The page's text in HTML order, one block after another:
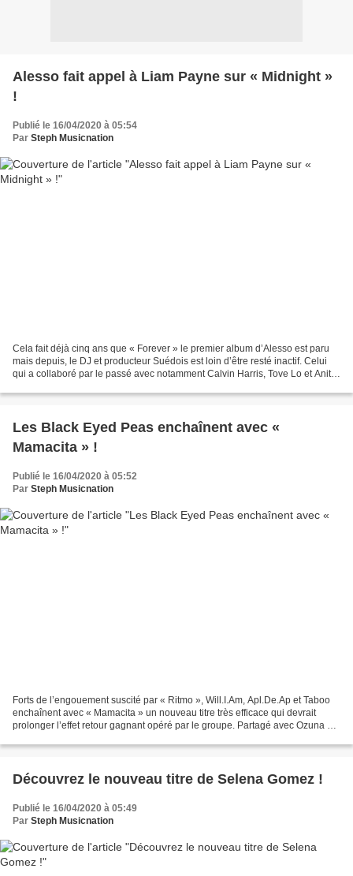
Alesso fait appel à Liam Payne sur « Midnight »
!
Publié le 16/04/2020 à 05:54
Par Steph Musicnation
Cela fait déjà cinq ans que « Forever » le premier album d’Alesso est paru
mais depuis, le DJ et producteur Suédois est loin d’être resté inactif. Celui
qui a collaboré par le passé avec notamment Calvin Harris, Tove Lo et Anitta
Les Black Eyed Peas enchaînent avec «
Mamacita » !
Publié le 16/04/2020 à 05:52
Par Steph Musicnation
Forts de l’engouement suscité par « Ritmo », Will.I.Am, Apl.De.Ap et Taboo
enchaînent avec « Mamacita » un nouveau titre très efficace qui devrait
prolonger l’effet retour gagnant opéré par le groupe. Partagé avec Ozuna et
Découvrez le nouveau titre de Selena Gomez !
Publié le 16/04/2020 à 05:49
Par Steph Musicnation